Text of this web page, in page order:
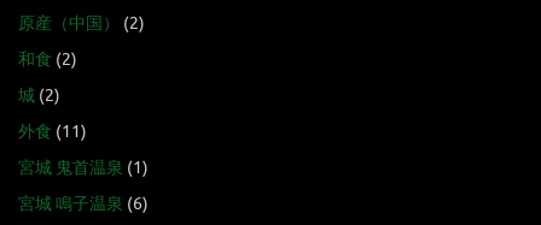
原産（中国）
(2)
和食 (2)
城 (2)
外食 (11)
宮城 鬼首温泉 (1)
宮城 鳴子温泉 (6)